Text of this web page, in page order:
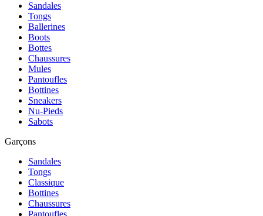
Sandales
Tongs
Ballerines
Boots
Bottes
Chaussures
Mules
Pantoufles
Bottines
Sneakers
Nu-Pieds
Sabots
Garçons
Sandales
Tongs
Classique
Bottines
Chaussures
Pantoufles